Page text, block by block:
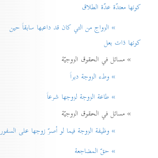
كونها معتدّة عدّة الطلاق
» الزواج من التي كان قد داعبها سابقاً حين
كونها ذات بعل
» مسائل في الحقوق الزوجيّة
» وطء الزوجة دبراً
» طاعة الزوجة لزوجها شرعاً
» مسائل في الحقوق الزوجيّة
» وظيفة الزوجة فيما لو أصرّ زوجها على السفور
» حقّ المضاجعة